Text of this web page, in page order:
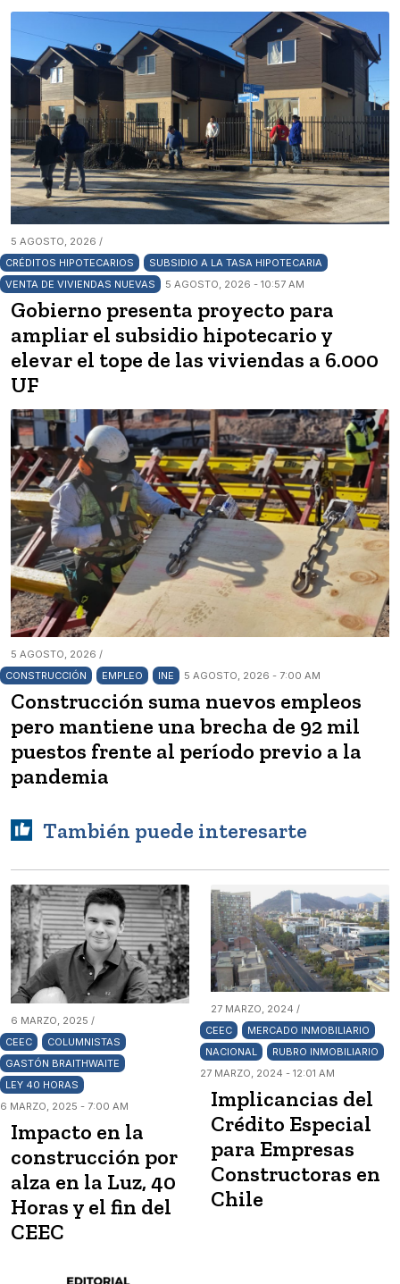
5 AGOSTO, 2026 /
CRÉDITOS HIPOTECARIOS
SUBSIDIO A LA TASA HIPOTECARIA
VENTA DE VIVIENDAS NUEVAS
5 AGOSTO, 2026 - 10:57 AM
Gobierno presenta proyecto para
ampliar el subsidio hipotecario y
elevar el tope de las viviendas a 6.000
UF
5 AGOSTO, 2026 /
CONSTRUCCIÓN
EMPLEO INE 5 AGOSTO, 2026 - 7:00 AM
Construcción suma nuevos empleos
pero mantiene una brecha de 92 mil
puestos frente al período previo a la
pandemia
También puede interesarte
6 MARZO, 2025 /
CEEC
COLUMNISTAS
GASTÓN BRAITHWAITE
LEY 40 HORAS
6 MARZO, 2025 - 7:00 AM
Impacto en la
construcción por
alza en la Luz, 40
Horas y el fin del
CEEC
27 MARZO, 2024 /
CEEC
MERCADO INMOBILIARIO
NACIONAL
RUBRO INMOBILIARIO
27 MARZO, 2024 - 12:01 AM
Implicancias del
Crédito Especial
para Empresas
Constructoras en
Chile